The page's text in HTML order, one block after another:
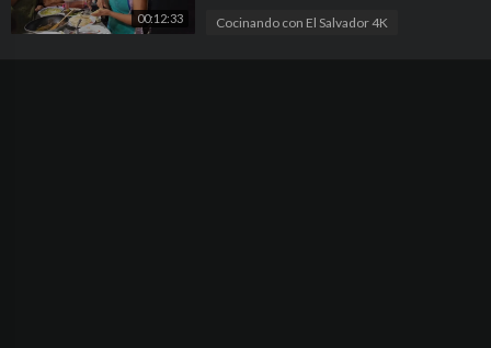
00:12:33 Cocinando con El Salvador 4K